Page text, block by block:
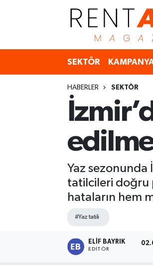
SEKTÖR
HABERLER SEKTÖR
Yaz sezonunda
tatilcileri doğru
hataların hem
#Yaz tatili
ELIF BAYRIK
EDITÖR
İstanbul Nöbetçi Eczaneler
İstanbul Hava Durumu
İstanbul Namaz Vakitleri
İstanbul Trafik Yoğunluk
Süper Lig Puan Durumu ve
Tüm Manşetler